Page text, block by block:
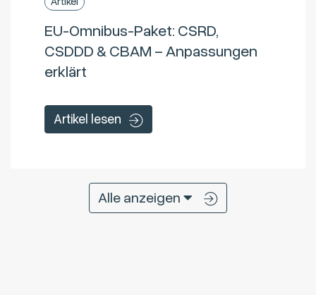
EU-Omnibus-Paket: CSRD,
CSDDD & CBAM – Anpassungen
erklärt
Artikel lesen
Alle anzeigen